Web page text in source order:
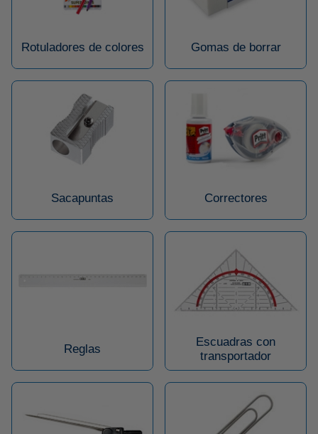
Rotuladores de colores Gomas de borrar
Sacapuntas Correctores
Reglas
Escuadras con
transportador